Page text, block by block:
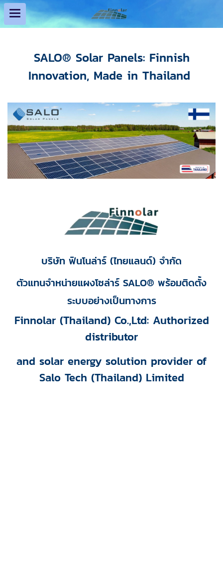
SALO® Solar Panels: Finnish
Innovation, Made in Thailand
บริษัท ฟินโนล่าร์ (ไทยแลนด์) จำกัด
ตัวแทนจำหน่ายแผงโซล่าร์ SALO® พร้อมติดตั้ง
ระบบอย่างเป็นทางการ
Finnolar (Thailand) Co.,Ltd: Authorized
distributor
and solar energy solution provider of
Salo Tech (Thailand) Limited